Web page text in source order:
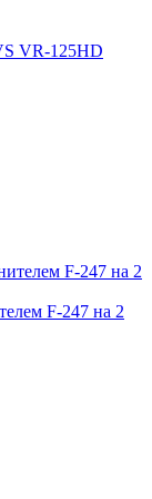
VR-125HD
F-247 на 2